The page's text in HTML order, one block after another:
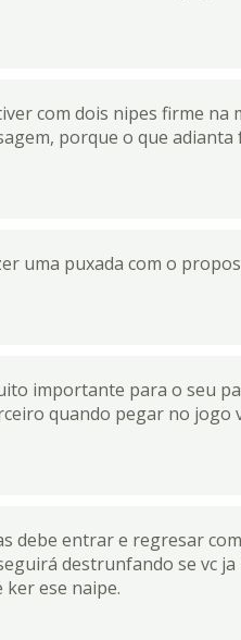
com dois nipes firme
porque o que adianta
uma puxada com o
importante para o seu
quando pegar no
debe entrar e regresar
destrunfando se vc
ker ese naipe.